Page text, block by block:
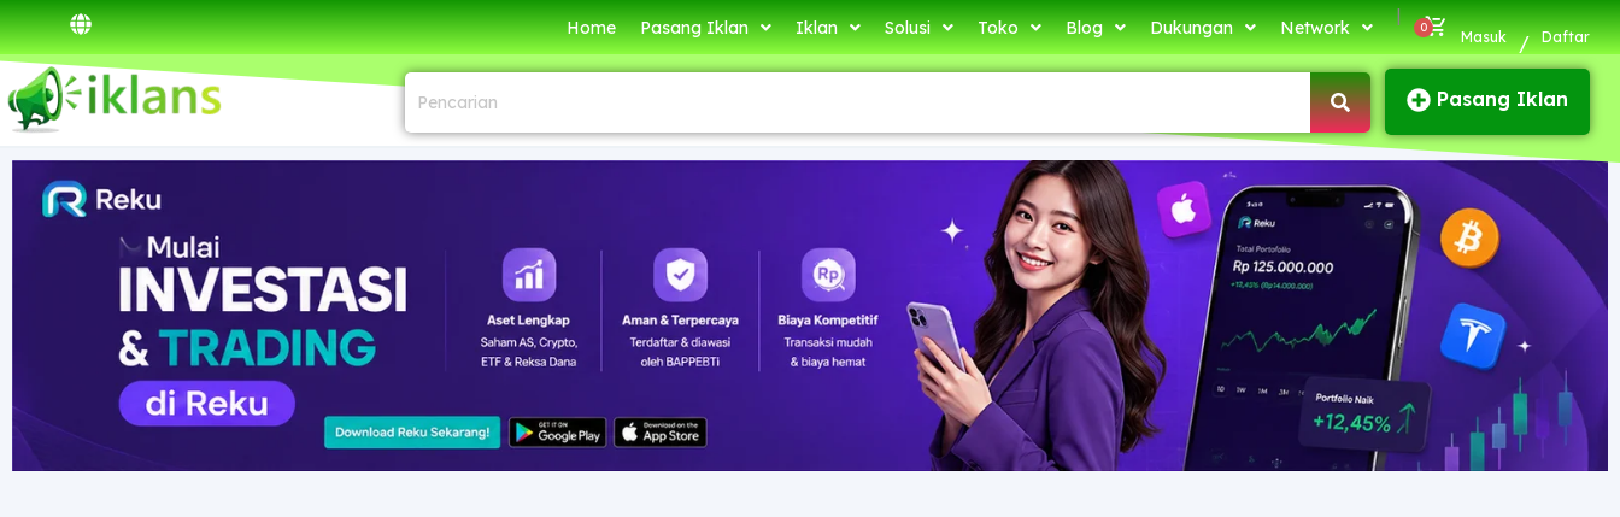
Home Pasang Iklan Iklan Solusi Toko Blog Dukungan Network
|
Masuk / Daftar
Pasang Iklan